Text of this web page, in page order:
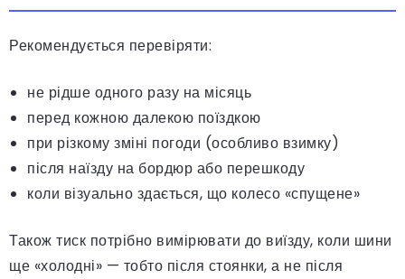
Рекомендується перевіряти:
не рідше одного разу на місяць
перед кожною далекою поїздкою
при різкому зміні погоди (особливо взимку)
після наїзду на бордюр або перешкоду
коли візуально здається, що колесо «спущене»
Також тиск потрібно вимірювати до виїзду, коли шини
ще «холодні» — тобто після стоянки, а не після